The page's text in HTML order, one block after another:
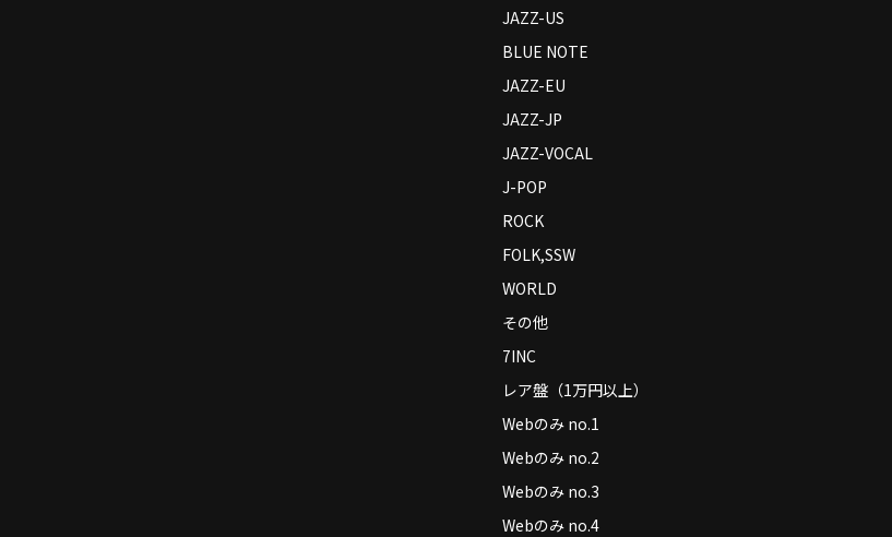
JAZZ-US
BLUE NOTE
JAZZ-EU
JAZZ-JP
JAZZ-VOCAL
J-POP
ROCK
FOLK,SSW
WORLD
その他
7INC
レア盤（1万円以上）
Webのみ no.1
Webのみ no.2
Webのみ no.3
Webのみ no.4